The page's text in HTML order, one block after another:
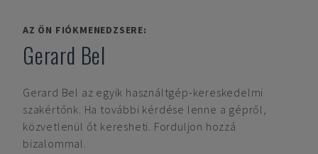
AZ ÖN FIÓKMENEDZSERE:
Gerard Bel
Gerard Bel az egyik használtgép-kereskedelmi
szakértőnk. Ha további kérdése lenne a gépről,
közvetlenül őt keresheti. Forduljon hozzá
bizalommal.